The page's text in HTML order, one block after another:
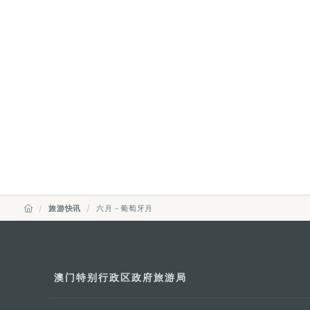
旅游快讯 六月－葡萄牙月
澳门特别行政区政府旅游局